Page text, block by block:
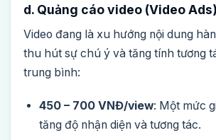
d. Quảng cáo video (Video Ads)
Video đang là xu hướng nội dung
thu hút sự chú ý và tăng tính tương
trung bình:
450 – 700 VNĐ/view: Một mức
tăng độ nhận diện và tương tác.